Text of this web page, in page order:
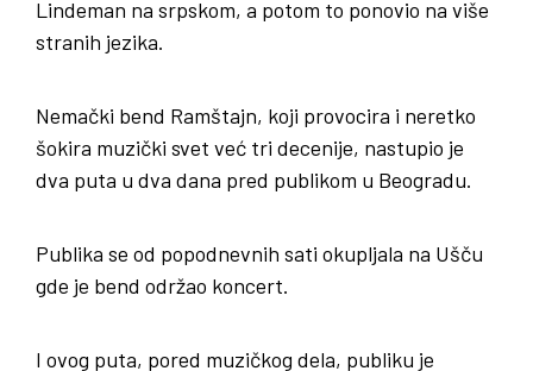
Lindeman na srpskom, a potom to ponovio na više
stranih jezika.
Nemački bend Ramštajn, koji provocira i neretko
šokira muzički svet već tri decenije, nastupio je
dva puta u dva dana pred publikom u Beogradu.
Publika se od popodnevnih sati okupljala na Ušču
gde je bend održao koncert.
I ovog puta, pored muzičkog dela, publiku je